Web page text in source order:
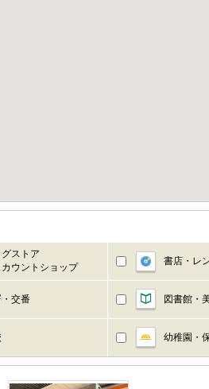
グストア
ウントショップ
書店・レ
交番 図書館・
幼稚園・